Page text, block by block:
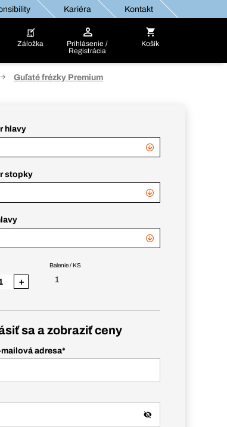
Kariéra Kontakt
Záložka
Prihlásenie /
Registrácia
Košík
Guľaté frézky Premium
hlavy
stopky
Balenie / KS
1
+
sa a zobraziť ceny
mailová adresa*